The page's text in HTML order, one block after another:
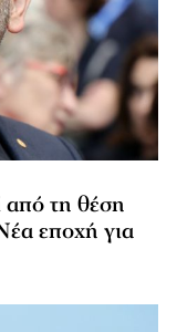
τη θέση
εποχή για